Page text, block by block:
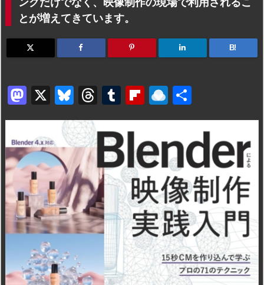
とが増えてきています。
B!
M
a
st
o
d
o
n
X
Bl
u
e
s
k
y
T
hr
e
a
d
s
T
u
m
bl
r
Fl
ip
o
ar
d
R
ai
dr
o
p.
io
有